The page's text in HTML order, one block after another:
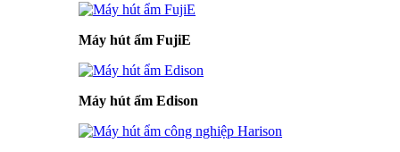
Máy hút ẩm FujiE
Máy hút ẩm Edison